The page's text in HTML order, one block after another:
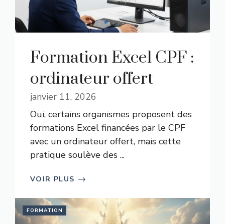
Formation Excel CPF :
ordinateur offert
janvier 11, 2026
Oui, certains organismes proposent des
formations Excel financées par le CPF
avec un ordinateur offert, mais cette
pratique soulève des ...
VOIR PLUS
FORMATION